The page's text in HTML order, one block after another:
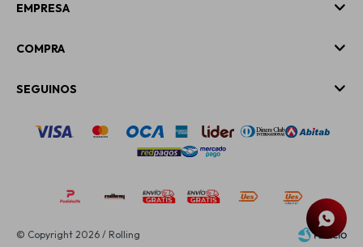
EMPRESA
COMPRA
SEGUINOS
© Copyright 2026 / Rolling